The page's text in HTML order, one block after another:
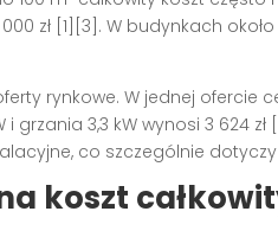
zł [1][3]. W budynkach
rynkowe. W jednej
i grzania 3,3 kW wynosi 3 624
co szczególnie
koszt